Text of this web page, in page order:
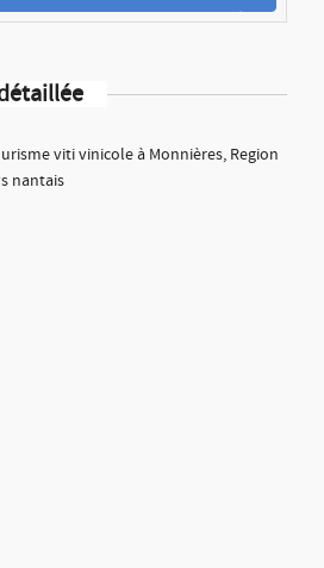
viti vinicole à Monnières, Region
nantais